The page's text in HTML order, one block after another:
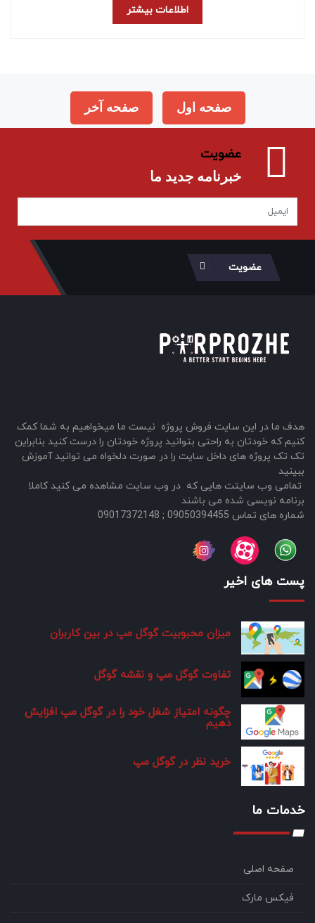
اطلاعات بیشتر
صفحه اول صفحه آخر
عضویت
خبرنامه جدید ما
عضویت
هدف ما در این سایت فروش پروژه نیست ما میخواهیم به شما کمک
کنیم که خودتان به راحتی بتوانید پروژه خودتان را درست کنید بنابراین
تک تک پروژه های داخل سایت را در صورت دلخواه می توانید آموزش
ببینید
تمامی وب سایتت هایی که در وب سایت مشاهده می کنید کاملا
برنامه نویسی شده می باشند
شماره های تماس 09050394455 ; 09017372148
پست های اخیر
میزان محبوبیت گوگل مپ در بین کاربران
تفاوت گوگل مپ و نقشه گوگل
چگونه امتیاز شغل خود را در گوگل مپ افزایش
دهیم
خرید نظر در گوگل مپ
خدمات ما
صفحه اصلی
فیکس مارک